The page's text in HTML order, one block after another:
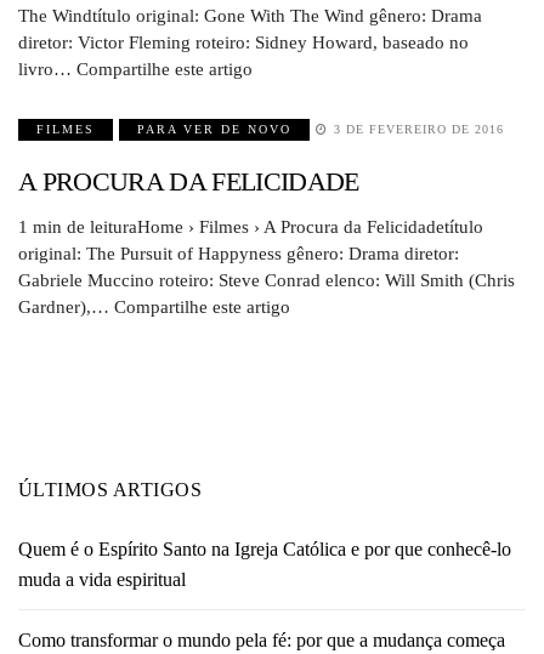
The Windtítulo original: Gone With The Wind gênero: Drama
diretor: Victor Fleming roteiro: Sidney Howard, baseado no
livro… Compartilhe este artigo
FILMES PARA VER DE NOVO 3 DE FEVEREIRO DE 2016
A PROCURA DA FELICIDADE
1 min de leituraHome › Filmes › A Procura da Felicidadetítulo
original: The Pursuit of Happyness gênero: Drama diretor:
Gabriele Muccino roteiro: Steve Conrad elenco: Will Smith (Chris
Gardner),… Compartilhe este artigo
ÚLTIMOS ARTIGOS
Quem é o Espírito Santo na Igreja Católica e por que conhecê-lo
muda a vida espiritual
Como transformar o mundo pela fé: por que a mudança começa